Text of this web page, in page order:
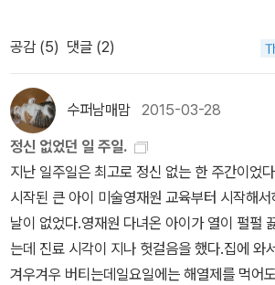
일곱 살인 제 아이에게 그림책을 읽어줄 때도
은데요, 저는 아이가 그림책에 나오는 이야기와
다. 얼마 전에 제가 <엉망진창 흙>이라는 그
데요, 저는 흙의 종류가 10만가지가 넘고, 가로
에 300만마리가 넘는 생물이 살고 있다는 것을
이 더가치 있다고 생각하지만 아이는 그런 것
니다. 흙에 대해 설명해주는 두더지 옆에 조그
찾느라고 책을 읽어줘도 듣는 둥 마는 둥 하는
빠가 전혀 보지 못하는 것을 배웁니다. 장난스
찾으면서 개구리는 흙에서만 살 수 있다는 것을
이라는 말에마음씨 착한 이들이 그 전쟁에 뛰
마음씨 착한 이들이저편의 마음씨 착한 이들에
계속되고 있었습니다. p.116 전쟁이 아직 끝
있는 우리이기에 더욱 관심을 갖고, 평화를 꿈
는 생각이 들었다. 2003년 미국의 이라크 침공
들의 곁이 되고자 인간방패, 평화지킴이로 전쟁
을 함께 겪었다는 동화작가 박기범. 그렇게까
관심을 기울이고, 또 그것의 부당함을 말할 줄
각했다.
운 평화마저 이제는 깡그리 잃고 말았소. 수십
그것을, 이 전쟁으로 하여 수백 년 뒤에나 닿을
질기게 이어질 혹독한 시간.'
선우…'국민에게 할 말' 질문에 묵묵부답
m/article/015/0005254675+물건 값 치를
치｜화폐 가치가 폭락한 나라, 시장 가서 장
기행 | #세테깅https://
9tlg전기는 하루에 2시간만 심지어 전화까지
아내가 죽어도 쿠바에 안 가려는 이유
m/watch?v=AEwi4ShR4g8
채”는커녕 “서울 강서와 강북 작은 한 채” 값
즈음 잿값(아파트 가격)을 보노라면, “서울이건
겨야 할 듯싶다. 책벌레가 우스갯소리로 “서울
니 말거니 하는 말을 더는 할 수 없는 나라로 바
가지 물어볼 만하다. 서울 냇밑마을(강남)에서
사람은 집에 책을 몇이나 둘까? 10억도 20억
억이니 춤추는 잿값인데, 잿값을 굴려서 샛돈(
리 나게 긁어모으는 분들은 “책을 읽기”나 할
을 수 있지만, 억억억 소리를 내는 분들은 돈더
서 숨막히는 나날이지는 않을까? 2025.10.26.
목별로 예산에 맞춰 정확히 집행해야 하는데,
다보니 이제 서류정리는 도사가 되었다. ^^ 도
구입한 책~ 5만원 맞추느라 중고를 끼워서 구
입한 책도 담아둔다.
공감 (5) 댓글 (2)
수퍼남매맘 2015-03-28
정신 없었던 일 주일.
지난 일주일은 최고로 정신 없는 한 주간이었
시작된 큰 아이 미술영재원 교육부터 시작해
날이 없었다.영재원 다녀온 아이가 열이 펄펄
는데 진료 시각이 지나 헛걸음을 했다.집에 와
겨우겨우 버티는데일요일에는 해열제를 먹어